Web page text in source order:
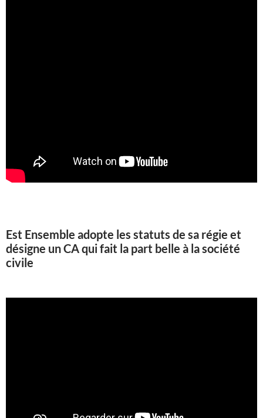
Est Ensemble adopte les statuts de sa régie et
désigne un CA qui fait la part belle à la société
civile